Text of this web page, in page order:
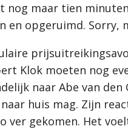
nog maar tien
en opgeruimd. Sorry,
Klok moeten nog
naar Abe van
huis mag. Zijn
ver gekomen. Het